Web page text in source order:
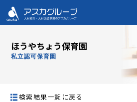
ほうやちょう保育園
私立認可保育園
検索結果一覧に戻る